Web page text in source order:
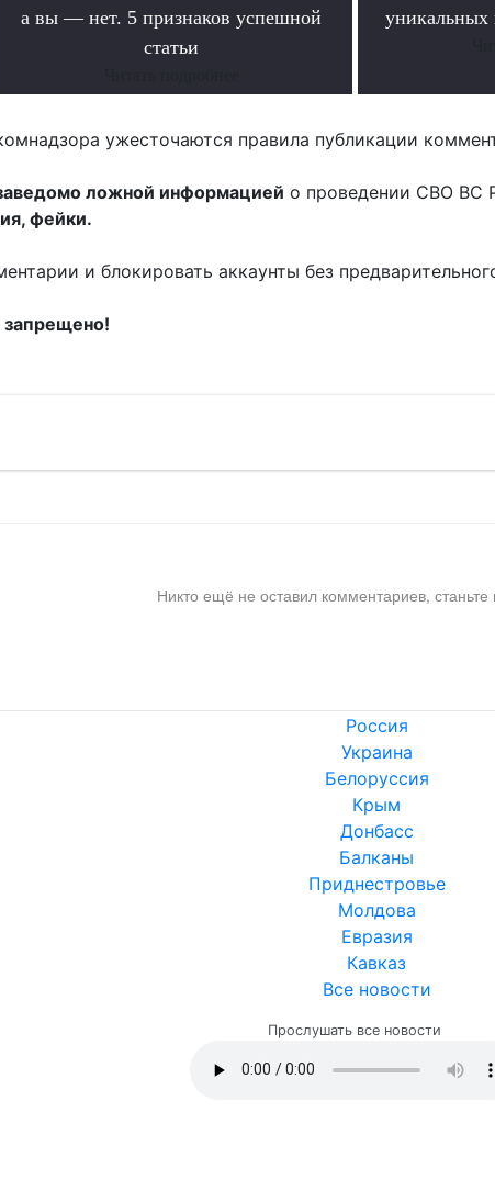
а вы — нет. 5 признаков успешной
статьи
уникальных
ужесточаются правила публикации
ложной информацией о проведении СВО ВС
фейки.
и блокировать аккаунты без
запрещено!
Никто ещё не оставил комментариев,
Россия
Украина
Белоруссия
Крым
Донбасс
Балканы
Приднестровье
Молдова
Евразия
Кавказ
Все новости
Прослушать все новости